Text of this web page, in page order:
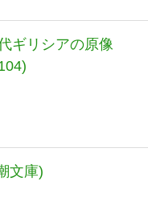
ギリシアの原像
文庫)